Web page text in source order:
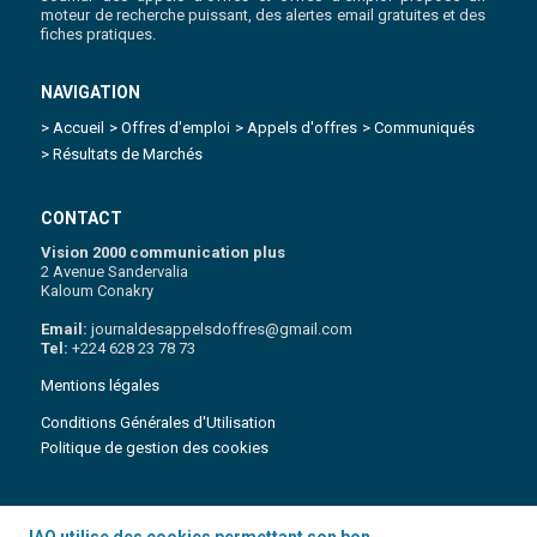
moteur de recherche puissant, des alertes email gratuites et des
fiches pratiques.
NAVIGATION
> Accueil > Offres d'emploi > Appels d'offres > Communiqués
> Résultats de Marchés
CONTACT
Vision 2000 communication plus
2 Avenue Sandervalia
Kaloum Conakry
Email:journaldesappelsdoffres@gmail.com
Tel:+224 628 23 78 73
Mentions légales
Conditions Générales d'Utilisation
Politique de gestion des cookies